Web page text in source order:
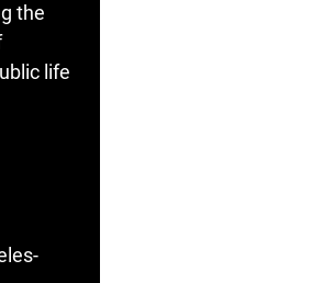
the
life